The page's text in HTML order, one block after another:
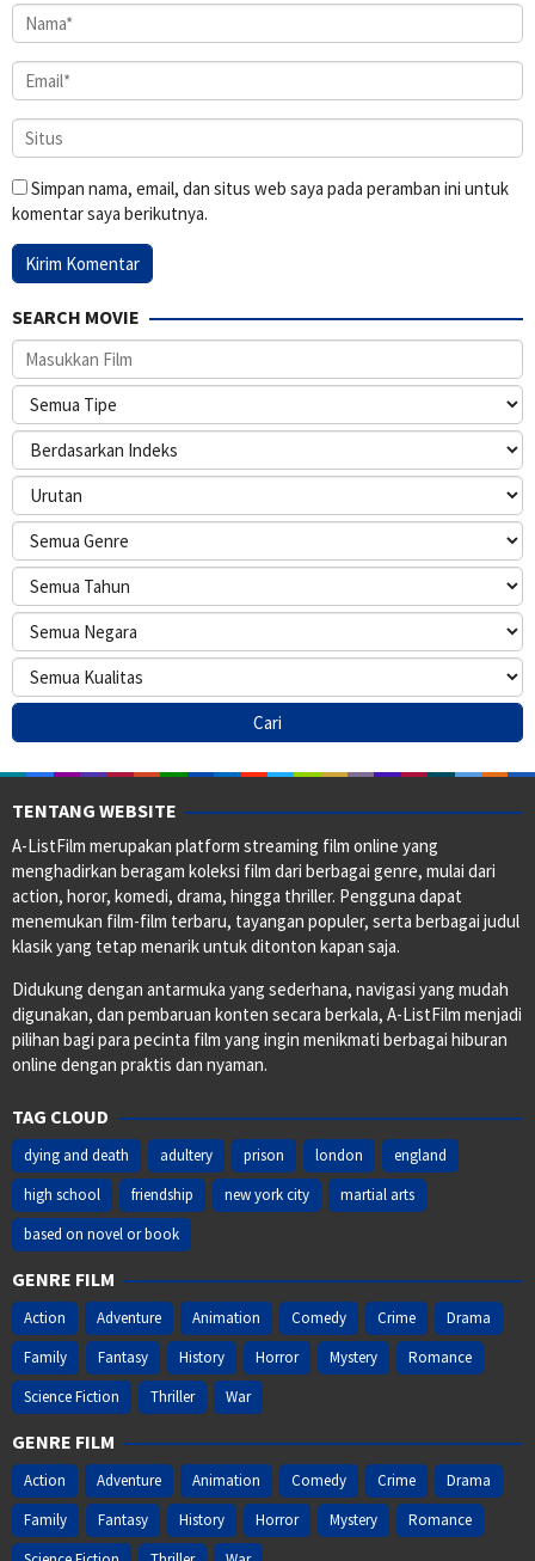
Simpan nama, email, dan situs web saya pada peramban ini untuk
komentar saya berikutnya.
SEARCH MOVIE
TENTANG WEBSITE
A-ListFilm merupakan platform streaming film online yang
menghadirkan beragam koleksi film dari berbagai genre, mulai dari
action, horor, komedi, drama, hingga thriller. Pengguna dapat
menemukan film-film terbaru, tayangan populer, serta berbagai judul
klasik yang tetap menarik untuk ditonton kapan saja.
Didukung dengan antarmuka yang sederhana, navigasi yang mudah
digunakan, dan pembaruan konten secara berkala, A-ListFilm menjadi
pilihan bagi para pecinta film yang ingin menikmati berbagai hiburan
online dengan praktis dan nyaman.
TAG CLOUD
dying and death adultery prison london
england
high school
friendship new york city
martial arts
based on novel or book
GENRE FILM
Action Adventure Animation Comedy Crime
Drama
Family
Fantasy History Horror Mystery
Romance
Science Fiction
Thriller War
GENRE FILM
Action Adventure Animation Comedy Crime
Drama
Family
Fantasy History Horror Mystery
Romance